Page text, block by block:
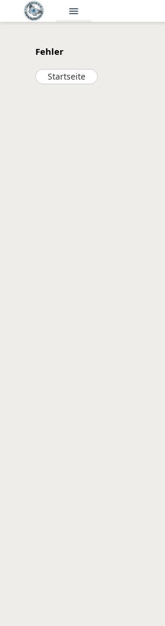
menu
Fehler
Startseite